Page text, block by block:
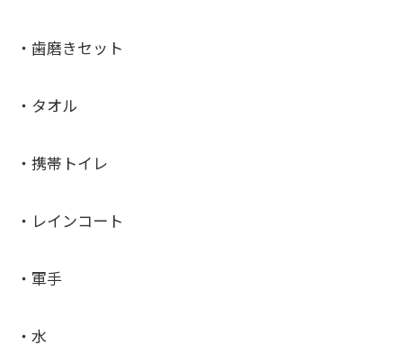
・歯磨きセット
・タオル
・携帯トイレ
・レインコート
・軍手
・水